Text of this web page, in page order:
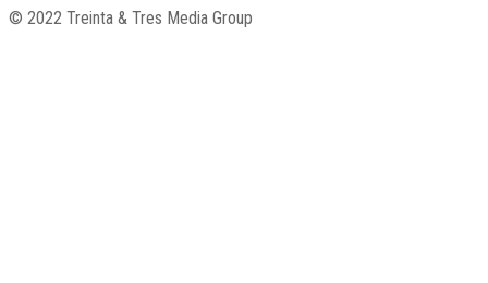
© 2022 Treinta & Tres Media Group